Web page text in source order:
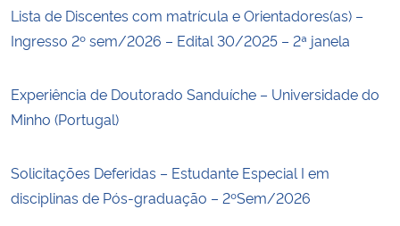
Lista de Discentes com matrícula e Orientadores(as) –
Ingresso 2º sem/2026 – Edital 30/2025 – 2ª janela
Experiência de Doutorado Sanduíche – Universidade do
Minho (Portugal)
Solicitações Deferidas – Estudante Especial I em
disciplinas de Pós-graduação – 2ºSem/2026